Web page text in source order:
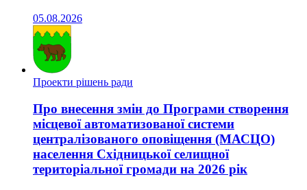
05.08.2026
Проекти рішень ради
Про внесення змін до Програми створення
місцевої автоматизованої системи
централізованого оповіщення (МАСЦО)
населення Східницької селищної
територіальної громади на 2026 рік